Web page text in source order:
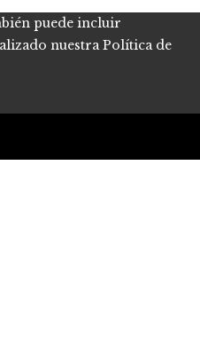
puede incluir
nuestra Política de